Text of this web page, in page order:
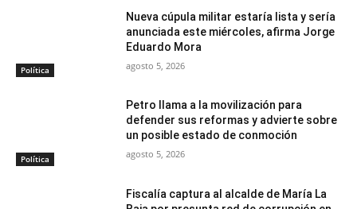
Política
Nueva cúpula militar estaría lista y sería
anunciada este miércoles, afirma Jorge
Eduardo Mora
agosto 5, 2026
Política
Petro llama a la movilización para
defender sus reformas y advierte sobre
un posible estado de conmoción
agosto 5, 2026
Fiscalía captura al alcalde de María La